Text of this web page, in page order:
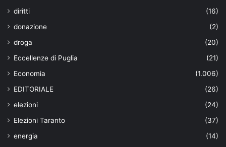
diritti
(16)
donazione
(2)
droga
(20)
Eccellenze di Puglia
(21)
Economia
(1.006)
EDITORIALE
(26)
elezioni
(24)
Elezioni Taranto
(37)
energia
(14)